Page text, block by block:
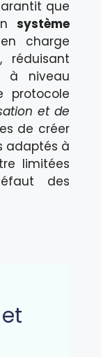
que
système
charge
réduisant
à niveau
protocole
et de
de créer
adaptés à
limitées
des